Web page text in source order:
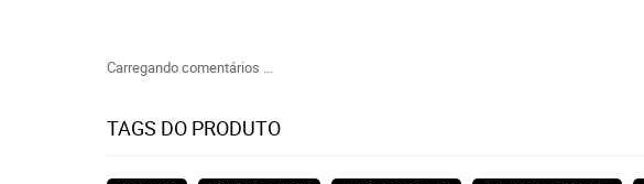
Carregando comentários ...
TAGS DO PRODUTO